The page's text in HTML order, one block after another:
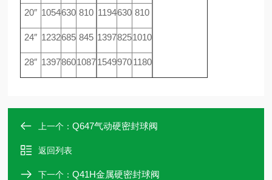
20″ 1054630 810 1194630 810
24″ 1232685 845 13978251010
28″ 1397860108715499701180
上一个：Q647气动硬密封球阀
返回列表
下一个：Q41H金属硬密封球阀